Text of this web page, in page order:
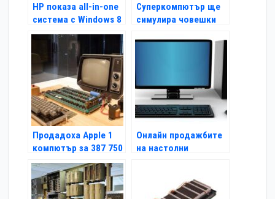
HP показа all-in-one
система с Windows 8
Суперкомпютър ще
симулира човешки
Продадоха Apple 1
компютър за 387 750
долара
Онлайн продажбите
на настолни